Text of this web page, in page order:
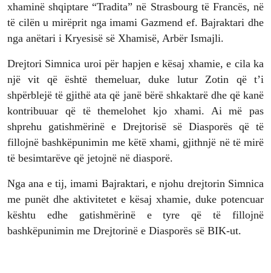
xhaminë shqiptare “Tradita” në Strasbourg të Francës, në
të cilën u mirëprit nga imami Gazmend ef. Bajraktari dhe
nga anëtari i Kryesisë së Xhamisë, Arbër Ismajli.
Drejtori Simnica uroi për hapjen e kësaj xhamie, e cila ka
një vit që është themeluar, duke lutur Zotin që t’i
shpërblejë të gjithë ata që janë bërë shkaktarë dhe që kanë
kontribuuar që të themelohet kjo xhami. Ai më pas
shprehu gatishmërinë e Drejtorisë së Diasporës që të
fillojnë bashkëpunimin me këtë xhami, gjithnjë në të mirë
të besimtarëve që jetojnë në diasporë.
Nga ana e tij, imami Bajraktari, e njohu drejtorin Simnica
me punët dhe aktivitetet e kësaj xhamie, duke potencuar
kështu edhe gatishmërinë e tyre që të fillojnë
bashkëpunimin me Drejtorinë e Diasporës së BIK-ut.